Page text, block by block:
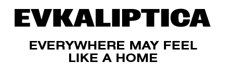
EVERYWHERE MAY FEEL
LIKE A HOME